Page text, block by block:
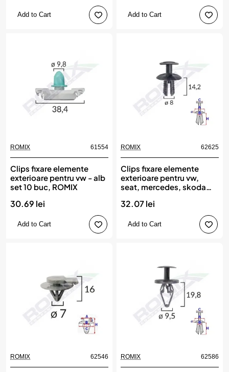
Add to Cart Add to Cart
ROMIX 61554
Clips fixare elemente
exterioare pentru vw - alb
set 10 buc, ROMIX
30.69 lei
Add to Cart
New
ROMIX 62625
Clips fixare elemente
exterioare pentru vw,
seat, mercedes, skoda
10buc, ROMIX
32.07 lei
Add to Cart
ROMIX 62546 New
ROMIX 62586